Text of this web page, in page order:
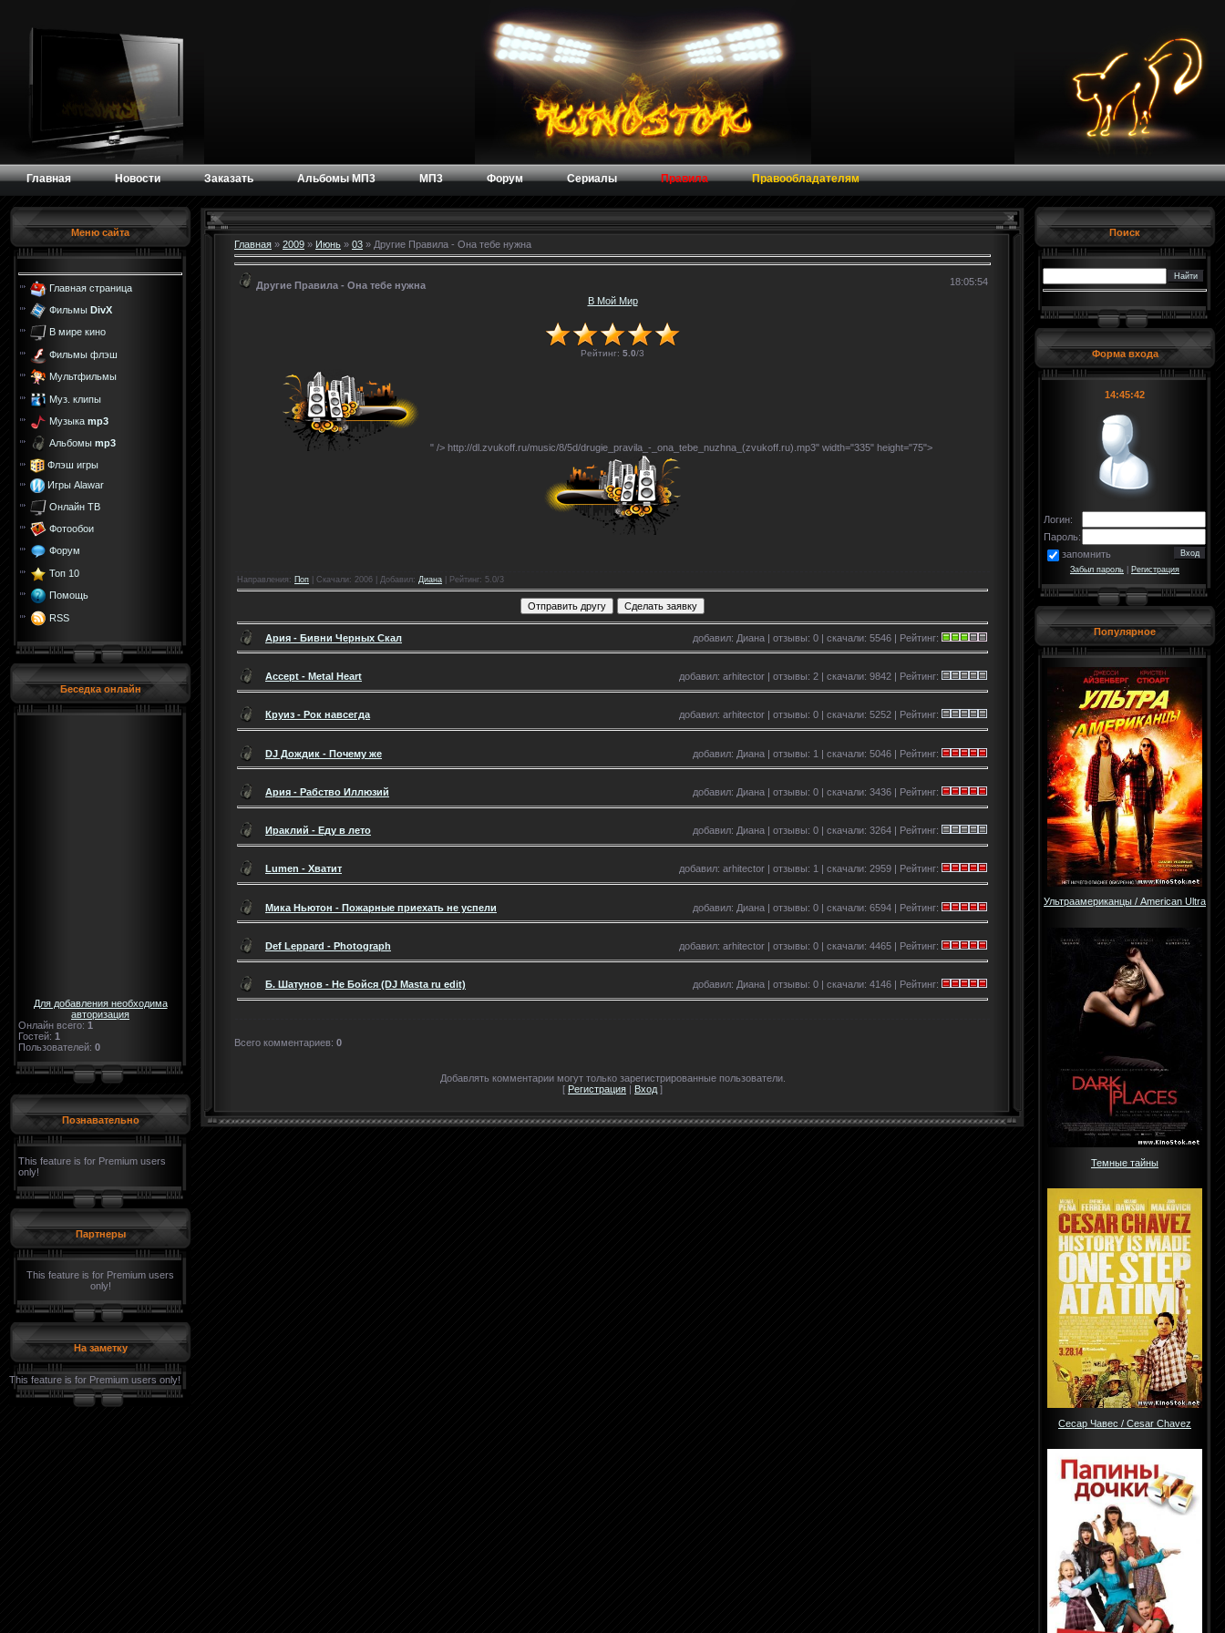
Главная Новости Заказать Альбомы МП3 МП3 Форум Сериалы Правила Правообладателям
Меню сайта
Главная страница
Фильмы DivX
В мире кино
Фильмы флэш
Мультфильмы
Муз. клипы
Музыка mp3
Альбомы mp3
Флэш игры
Игры Alawar
Онлайн ТВ
Фотообои
Форум
Топ 10
Помощь
RSS
Беседка онлайн
Для добавления необходима
авторизация
Онлайн всего: 1
Гостей: 1
Пользователей: 0
Познавательно
This feature is for Premium users
only!
Партнеры
This feature is for Premium users
only!
На заметку
This feature is for Premium users only!
Главная » 2009 » Июнь » 03 » Другие Правила - Она тебе нужна
Другие Правила - Она тебе нужна
18:05:54
В Мой Мир
Рейтинг: 5.0/3
" /> http://dl.zvukoff.ru/music/8/5d/drugie_pravila_-_ona_tebe_nuzhna_(zvukoff.ru).mp3" width="335" height="75">
Направления : Поп Скачали: 2006 | Добавил: Диана Рейтинг: 5.0/3
Ария - Бивни Черных Скал добавил: Диана | отзывы: 0 | скачали: 5546 | Рейтинг:
Accept - Metal Heart добавил: arhitector | отзывы: 2 | скачали: 9842 | Рейтинг:
Круиз - Рок навсегда добавил: arhitector | отзывы: 0 | скачали: 5252 | Рейтинг:
DJ Дождик - Почему же добавил: Диана | отзывы: 1 | скачали: 5046 | Рейтинг:
Ария - Рабство Иллюзий добавил: Диана | отзывы: 0 | скачали: 3436 | Рейтинг:
Ираклий - Еду в лето добавил: Диана | отзывы: 0 | скачали: 3264 | Рейтинг:
Lumen - Хватит добавил: arhitector | отзывы: 1 | скачали: 2959 | Рейтинг:
Мика Ньютон - Пожарные приехать не успели добавил: Диана | отзывы: 0 | скачали: 6594 | Рейтинг:
Def Leppard - Photograph добавил: arhitector | отзывы: 0 | скачали: 4465 | Рейтинг:
Б. Шатунов - Не Бойся (DJ Masta ru edit) добавил: Диана | отзывы: 0 | скачали: 4146 | Рейтинг:
Всего комментариев: 0
Добавлять комментарии могут только зарегистрированные пользователи.
[ Регистрация | Вход ]
Поиск
Форма входа
14:45:43
Логин:
Пароль:
запомнить
Забыл пароль Регистрация
Популярное
Ультраамериканцы / American Ultra
Темные тайны
Сесар Чавес / Cesar Chavez